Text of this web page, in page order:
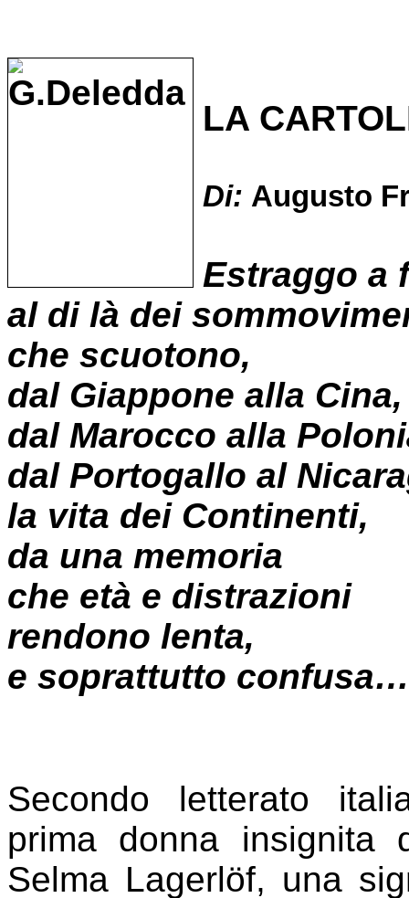
LA
Di: Augusto
Estraggo a
al di là dei
che scuotono,
dal Giappone alla Cina,
dal Marocco alla
dal Portogallo al
la vita dei Continenti,
da una memoria
che età e distrazioni
rendono lenta,
e soprattutto confusa…
Secondo letterato
prima donna insignita
Selma Lagerlöf, una